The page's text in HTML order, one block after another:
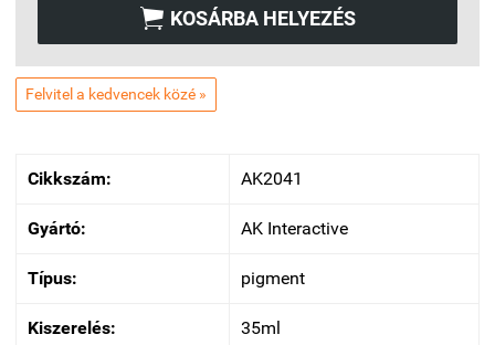
 KOSÁRBA HELYEZÉS
Felvitel a kedvencek közé »
Cikkszám: AK2041
Gyártó: AK Interactive
Típus: pigment
Kiszerelés: 35ml